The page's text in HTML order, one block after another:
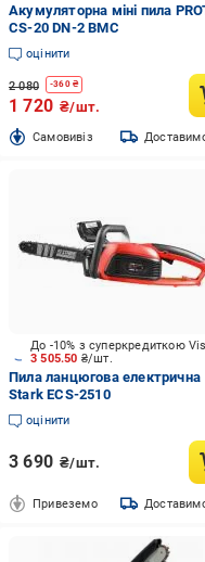
Акумуляторна міні пила
CS-20 DN-2 BMC
оцінити
2 080 -360₴
1 720 ₴/шт.
Cамовивіз
3 505.50 ₴/шт.
Пила ланцюгова електрична
Stark ECS-2510
оцінити
3 690 ₴/шт.
Привеземо